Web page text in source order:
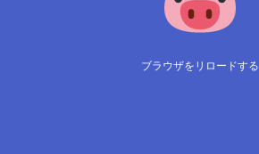
ブラウザをリロードする